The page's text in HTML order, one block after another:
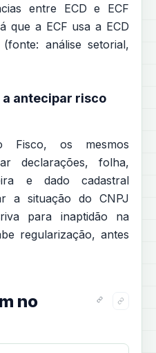
entre ECD e ECF
que a ECF usa a ECD
análise setorial,
a antecipar risco
Fisco, os mesmos
declarações, folha,
e dado cadastral
a situação do CNPJ
para inaptidão na
regularização, antes
no